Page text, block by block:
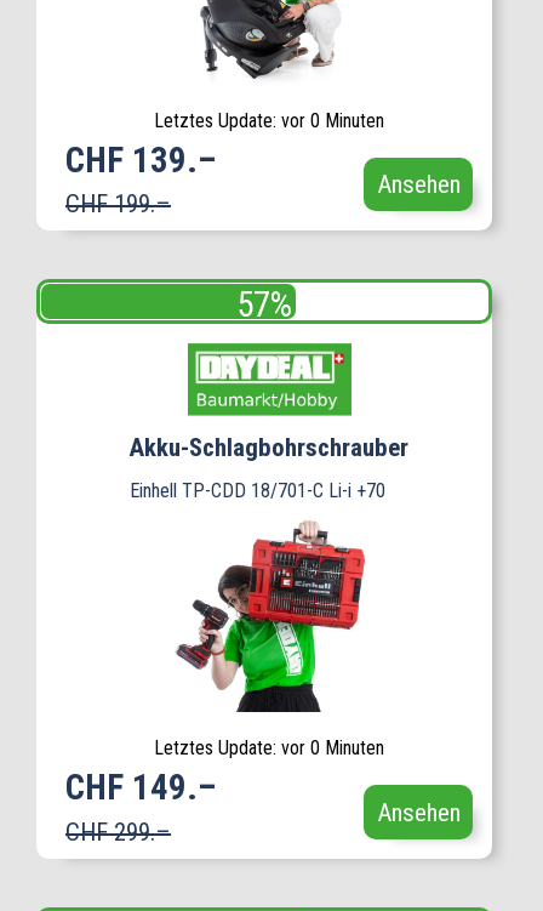
Letztes Update: vor 0 Minuten
CHF 139.–
CHF 199.–
Ansehen
Akku-Schlagbohrschrauber
Einhell TP-CDD 18/701-C Li-i +70
Letztes Update: vor 0 Minuten
CHF 149.–
CHF 299.–
Ansehen